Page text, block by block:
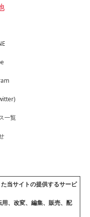
一覧
当サイトの提供するサービ
、改変、編集、販売、配